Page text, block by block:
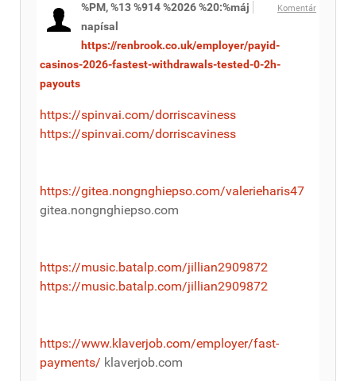
Komentár
%PM, %13 %914 %2026 %20:%máj
napísal
https://renbrook.co.uk/employer/payid-
casinos-2026-fastest-withdrawals-tested-0-2h-
payouts
https://spinvai.com/dorriscaviness
https://spinvai.com/dorriscaviness
https://gitea.nongnghiepso.com/valerieharis47
gitea.nongnghiepso.com
https://music.batalp.com/jillian2909872
https://music.batalp.com/jillian2909872
https://www.klaverjob.com/employer/fast-
payments/ klaverjob.com